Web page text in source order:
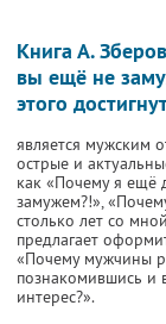
Книга А.
вы ещё не
этого
является мужским
острые и
как «Почему я ещё
замужем?!»,
столько лет со
предлагает
«Почему мужчины
познакомившись и
интерес?».